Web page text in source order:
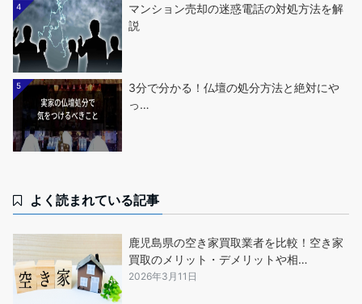
4
マンション売却の迷惑電話の対処方法を解
説
5
3分で分かる！仏壇の処分方法と絶対にや
っ…
よく読まれている記事
鹿児島県の空き家買取業者を比較！空き家
買取のメリット・デメリットや相…
2026年3月11日